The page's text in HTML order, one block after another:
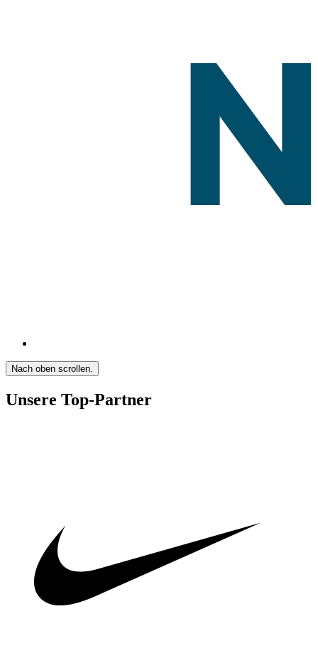
Nach oben scrollen.
Unsere Top-Partner